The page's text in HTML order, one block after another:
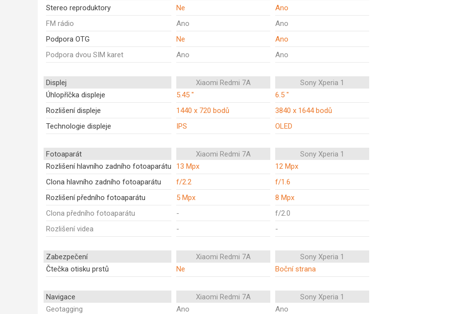
Stereo reproduktory
Ne
Ano
FM rádio
Ano
Ano
Podpora OTG
Ne
Ano
Podpora dvou SIM karet
Ano Ano
Displej Xiaomi Redmi 7A
Sony Xperia 1
Úhlopříčka displeje
5.45 "
6.5 "
Rozlišení displeje
1440 x 720 bodů
3840 x 1644 bodů
Technologie displeje
IPS OLED
Fotoaparát Xiaomi Redmi 7A
Sony Xperia 1
Rozlišení hlavního zadního fotoaparátu
13 Mpx
12 Mpx
Clona hlavního zadního fotoaparátu
f/2.2
f/1.6
Rozlišení předního fotoaparátu
5 Mpx
8 Mpx
Clona předního fotoaparátu
-
f/2.0
Rozlišení videa
- -
Zabezpečení Xiaomi Redmi 7A
Sony Xperia 1
Čtečka otisku prstů
Ne Boční strana
Navigace Xiaomi Redmi 7A
Sony Xperia 1
Geotagging
Ano
Ano